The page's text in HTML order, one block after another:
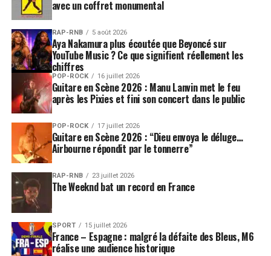
avec un coffret monumental
RAP-RNB 5 août 2026
Aya Nakamura plus écoutée que Beyoncé sur
YouTube Music ? Ce que signifient réellement les
chiffres
POP-ROCK 16 juillet 2026
Guitare en Scène 2026 : Manu Lanvin met le feu
après les Pixies et fini son concert dans le public
POP-ROCK 17 juillet 2026
Guitare en Scène 2026 : “Dieu envoya le déluge…
Airbourne répondit par le tonnerre”
RAP-RNB 23 juillet 2026
The Weeknd bat un record en France
SPORT 15 juillet 2026
France – Espagne : malgré la défaite des Bleus, M6
réalise une audience historique